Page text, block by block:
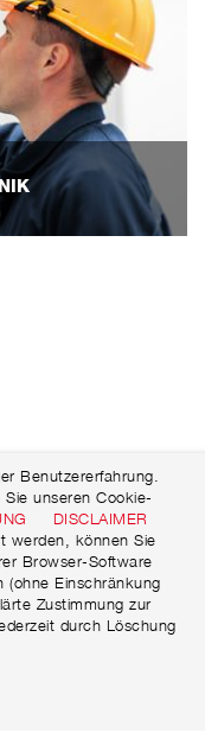
Benutzererfahrung.
unseren Cookie-
DISCLAIMER
werden, können Sie
Browser-Software
(ohne Einschränkung
Zustimmung zur
durch Löschung